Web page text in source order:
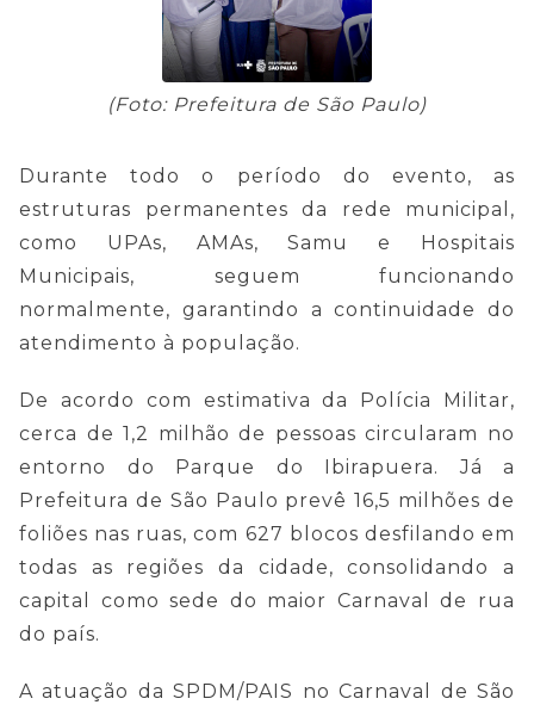
(Foto: Prefeitura de São Paulo)
Durante todo o período do evento, as
estruturas permanentes da rede municipal,
como UPAs, AMAs, Samu e Hospitais
Municipais, seguem funcionando
normalmente, garantindo a continuidade do
atendimento à população.
De acordo com estimativa da Polícia Militar,
cerca de 1,2 milhão de pessoas circularam no
entorno do Parque do Ibirapuera. Já a
Prefeitura de São Paulo prevê 16,5 milhões de
foliões nas ruas, com 627 blocos desfilando em
todas as regiões da cidade, consolidando a
capital como sede do maior Carnaval de rua
do país.
A atuação da SPDM/PAIS no Carnaval de São